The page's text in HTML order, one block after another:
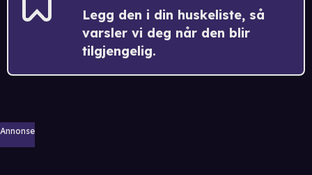
Legg den i din huskeliste, så
varsler vi deg når den blir
tilgjengelig.
Annonse